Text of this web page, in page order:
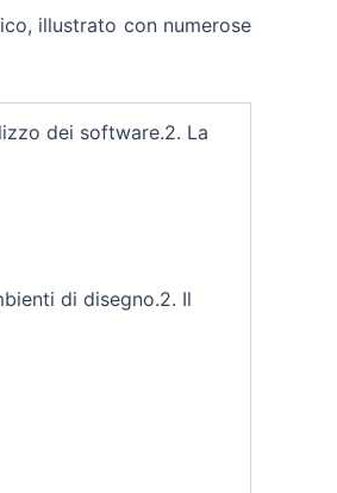
illustrato con numerose
dei software.2. La
di disegno.2. Il